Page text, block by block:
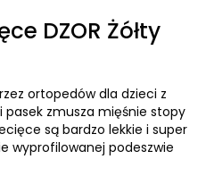
DZOR Żółty
ortopedów dla dzieci z
zmusza mięśnie stopy
są bardzo lekkie i super
wyprofilowanej podeszwie